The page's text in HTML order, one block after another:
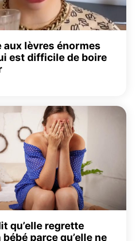
aux lèvres énormes
est difficile de boire
qu’elle regrette
bébé parce qu’elle ne